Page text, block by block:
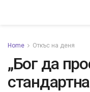
Home Откъс на деня
„Бог да